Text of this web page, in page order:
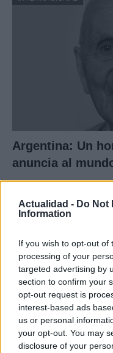
Actualidad - Do Not
Information
If you wish to opt-out of
processing of your
targeted advertising by
section to confirm your
opt-out request is
interest-based ads
us or personal
your opt-out. You may
disclosure of your
Argentina: Un
anuncia al
Un hombre de origen